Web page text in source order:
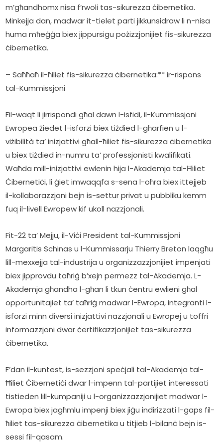
m’għandhomx nisa f’rwoli tas-sikurezza ċibernetika.
Minkejja dan, madwar it-tielet parti jikkunsidraw li n-nisa
huma mħeġġa biex jippursigu pożizzjonijiet fis-sikurezza
ċibernetika.
– Saħħaħ il-ħiliet fis-sikurezza ċibernetika:** ir-rispons
tal-Kummissjoni
Fil-waqt li jirrispondi għal dawn l-isfidi, il-Kummissjoni
Ewropea żiedet l-isforzi biex tiżdied l-għarfien u l-
viżibilità ta’ inizjattivi għall-ħiliet fis-sikurezza ċibernetika
u biex tiżdied in-numru ta’ professjonisti kwalifikati.
Waħda mill-inizjattivi ewlenin hija l-Akademja tal-Ħiliet
Ċibernetiċi, li ġiet imwaqqfa s-sena l-oħra biex ittejjeb
il-kollaborazzjoni bejn is-settur privat u pubbliku kemm
fuq il-livell Ewropew kif ukoll nazzjonali.
Fit-22 ta’ Mejju, il-Viċi President tal-Kummissjoni
Margaritis Schinas u l-Kummissarju Thierry Breton laqgħu
lill-mexxejja tal-industrija u organizzazzjonijiet impenjati
biex jipprovdu taħriġ b’xejn permezz tal-Akademja. L-
Akademja għandha l-għan li tkun ċentru ewlieni għal
opportunitajiet ta’ taħriġ madwar l-Ewropa, integranti l-
isforzi minn diversi inizjattivi nazzjonali u Ewropej u toffri
informazzjoni dwar ċertifikazzjonijiet tas-sikurezza
ċibernetika.
F’dan il-kuntest, is-sezzjoni speċjali tal-Akademja tal-
Ħiliet Ċibernetiċi dwar l-impenn tal-partijiet interessati
tistieden lill-kumpaniji u l-organizzazzjonijiet madwar l-
Ewropa biex jagħmlu impenji biex jiġu indirizzati l-gaps fil-
ħiliet tas-sikurezza ċibernetika u titjieb l-bilanċ bejn is-
sessi fil-qasam.